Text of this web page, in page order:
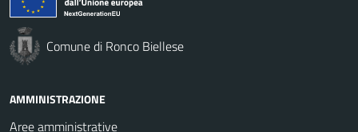
Comune di Ronco Biellese
AMMINISTRAZIONE
Aree amministrative